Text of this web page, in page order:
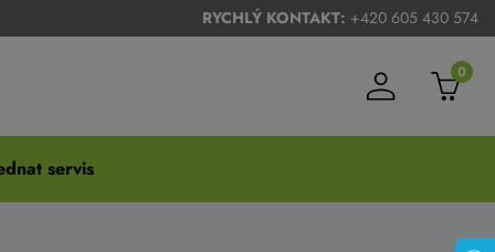
RYCHLÝ KONTAKT: +420 605 430 574
0
servis